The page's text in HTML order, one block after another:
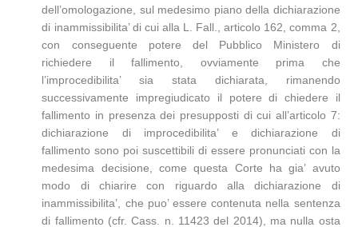
dell’omologazione, sul medesimo piano della dichiarazione
di inammissibilita’ di cui alla L. Fall., articolo 162, comma 2,
con conseguente potere del Pubblico Ministero di
richiedere il fallimento, ovviamente prima che
l’improcedibilita’ sia stata dichiarata, rimanendo
successivamente impregiudicato il potere di chiedere il
fallimento in presenza dei presupposti di cui all’articolo 7:
dichiarazione di improcedibilita’ e dichiarazione di
fallimento sono poi suscettibili di essere pronunciati con la
medesima decisione, come questa Corte ha gia’ avuto
modo di chiarire con riguardo alla dichiarazione di
inammissibilita’, che puo’ essere contenuta nella sentenza
di fallimento (cfr. Cass. n. 11423 del 2014), ma nulla osta